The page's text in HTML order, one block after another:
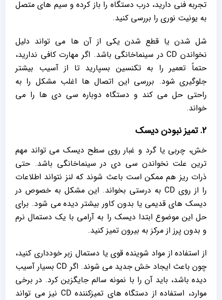
تجربه فنی دارید، درب دستگاه را باز کرده و سیم‌ های متصل
به یونیت نوری را بررسی کنید.
شل شدن یا قطع شدن یکی از آن ‌ها می ‌تواند دلیل
نخواندن CD در سینماخانگی باشد. اگر مهارت کافی ندارید،
حتماً تعمیر را به تکنسین بسپارید تا از آسیب بیشتر
جلوگیری شود. بررسی این اتصال‌ ها اغلب مشکل را به‌
راحتی حل می ‌کند و دستگاه دوباره سی دی‌ ها را می
‌خواند.
2. تمیز نبودن دیسک
خش، چربی یا گرد و غبار روی سطح دیسک می ‌تواند مهم‌
ترین علت نخواندن سی دی در سینماخانگی باشد. حتی
ذرات ریز هم ممکن است باعث شوند که لنز نتواند اطلاعات
را از روی CD به درستی بخواند. این مشکل به ‌خصوص در
دیسک‌ های قدیمی یا بدون کاور بیشتر دیده می ‌شود. برای
حل این موضوع ابتدا دیسک را به ‌آرامی با یک دستمال نرم
و بدون پرز از مرکز به بیرون تمیز کنید.
از استفاده از مواد شوینده قوی یا دستمال زبر خودداری کنید،
چون باعث ایجاد خش جدید می‌ شوند. اگر CD بسیار آسیب
‌دیده باشد، باید آن را با نمونه سالم جایگزین کرد. در برخی
موارد، استفاده از دستگاه ‌های تمیزکننده‌ CD نیز می ‌تواند